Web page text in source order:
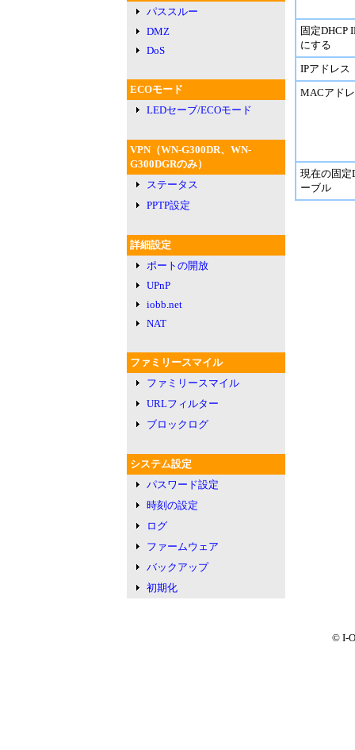
パススルー
DMZ
DoS
ECOモード
LEDセーブ/ECOモード
VPN（WN-G300DR、WN-
G300DGRのみ）
ステータス
PPTP設定
詳細設定
ポートの開放
UPnP
iobb.net
NAT
ファミリースマイル
ファミリースマイル
URLフィルター
ブロックログ
システム設定
パスワード設定
時刻の設定
ログ
ファームウェア
バックアップ
初期化
固定DHCP
にする
IPアドレス
MACアド
現在の固定
ーブル
© I-